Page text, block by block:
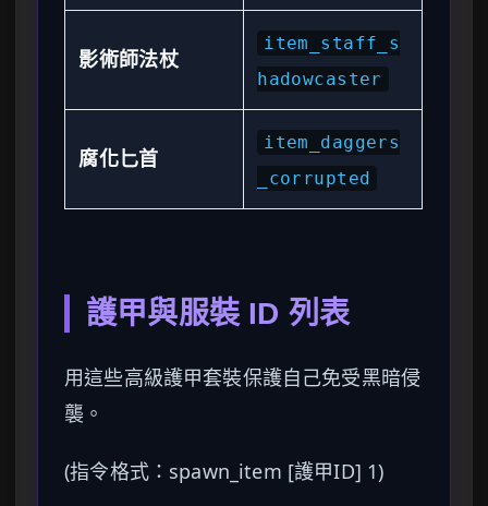
影術師法杖
item_staff_s
hadowcaster
腐化匕首
item_daggers
_corrupted
護甲與服裝 ID 列表
用這些高級護甲套裝保護自己免受黑暗侵
襲。
(指令格式：spawn_item [護甲ID] 1)